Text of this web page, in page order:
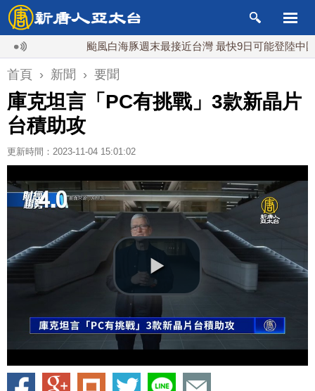
颱風白海豚週末最接近台灣 最快9日可能登陸中國
首頁 › 新聞 › 要聞
庫克坦言「PC有挑戰」3款新晶片
台積助攻
更新時間：2023-11-04 15:01:02